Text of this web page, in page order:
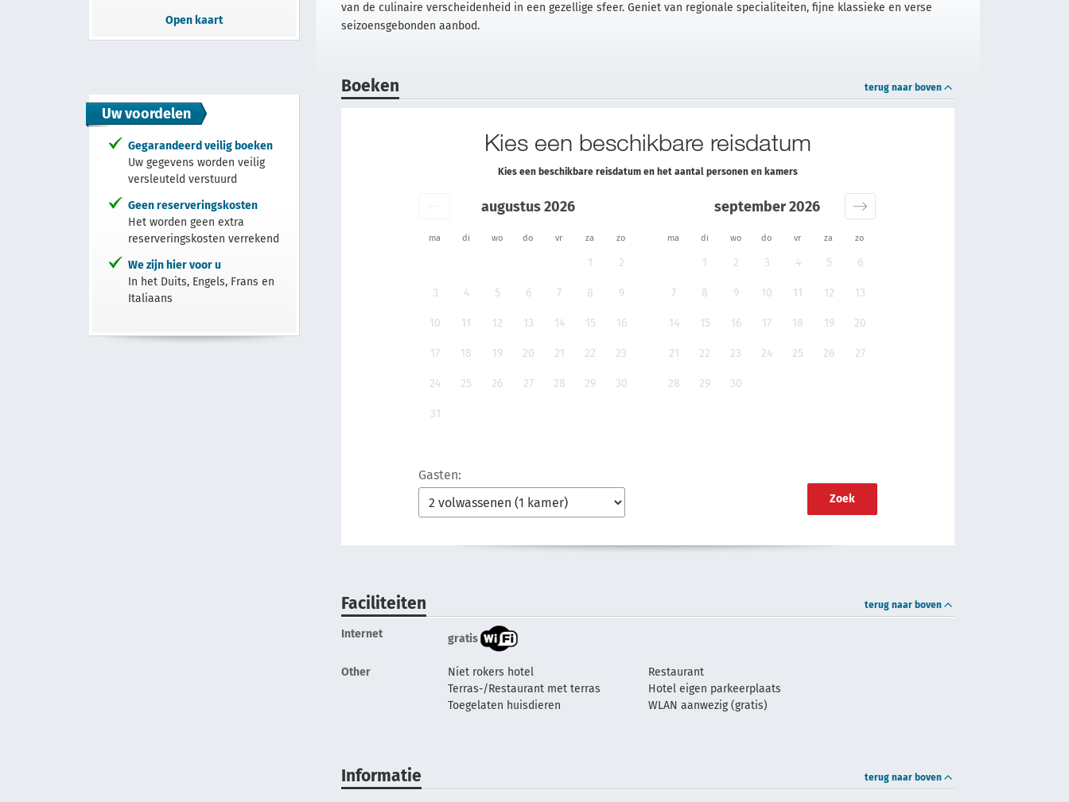
Open kaart
Uw voordelen
Gegarandeerd veilig boeken
Uw gegevens worden veilig
versleuteld verstuurd
Geen reserveringskosten
Het worden geen extra
reserveringskosten verrekend
We zijn hier voor u
In het Duits, Engels, Frans en
Italiaans
van de culinaire verscheidenheid in een gezellige sfeer. Geniet van regionale specialiteiten, fijne klassieke en verse
seizoensgebonden aanbod.
Boeken terug naar boven
Kies een beschikbare reisdatum
Kies een beschikbare reisdatum en het aantal personen en kamers
ma di wo do vr za zo ma di wo do vr za zo
augustus 2026
1 2
3 4 5 6 7 8 9
10 11 12 13 14 15 16
17 18 19 20 21 22 23
24 25 26 27 28 29 30
31
september 2026
1 2 3 4 5 6
7 8 9 10 11 12 13
14 15 16 17 18 19 20
21 22 23 24 25 26 27
28 29 30
Gasten:
Zoek
Faciliteiten terug naar boven
Internet gratis
Other Niet rokers hotel
Restaurant
Terras-/Restaurant met terras
Hotel eigen parkeerplaats
Toegelaten huisdieren
WLAN aanwezig (gratis)
Informatie terug naar boven